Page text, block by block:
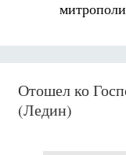
Отошел ко
(Ледин)